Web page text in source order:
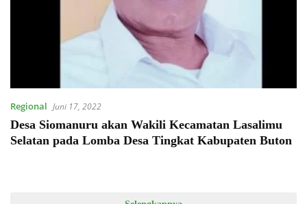
Regional Juni 17, 2022
Desa Siomanuru akan Wakili Kecamatan Lasalimu
Selatan pada Lomba Desa Tingkat Kabupaten Buton